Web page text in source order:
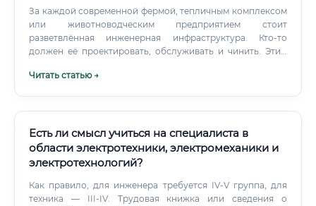
За каждой современной фермой, тепличным комплексом
или животноводческим предприятием стоит
разветвлённая инженерная инфраструктура. Кто-то
должен её проектировать, обслуживать и чинить. Этим
механизации в агробизнесе.
Читать статью →
Есть ли смысл учиться на специалиста в
области электротехники, электромеханики и
электротехнологий?
Как правило, для инженера требуется IV-V группа, для
техника — III-IV. Трудовая книжка или сведения о